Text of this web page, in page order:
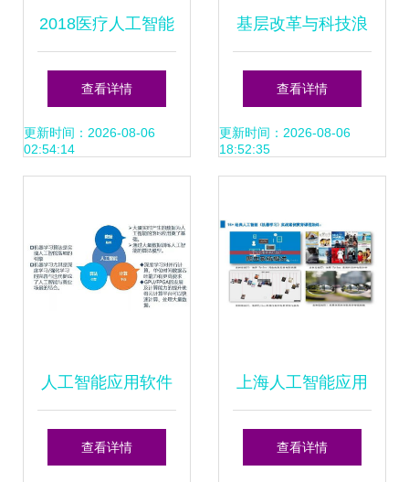
2018医疗人工智能
报告 60家国内企业
产品落地现状揭示
熟落地
查看详情
更新时间：2026-08-06
02:54:14
基层改革与科技浪
潮下的县域就业新
图景
查看详情
更新时间：2026-08-06
18:52:35
人工智能应用软件
开发 物联网时代下
查看详情
上海人工智能应用
软件开发培训选择
查看详情